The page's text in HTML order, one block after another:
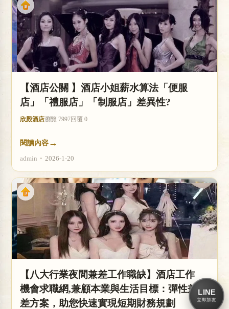
【酒店公關 】酒店小姐薪水算法「便服
店」「禮服店」「制服店」差異性?
欣殿酒店瀏覽 7997回覆 0
閱讀內容 →
admin • 2026-1-20
【八大行業夜間兼差工作職缺】酒店工作
機會求職網,兼顧本業與生活目標：彈性兼
差方案，助您快速實現短期財務規劃
LINE
立即加友